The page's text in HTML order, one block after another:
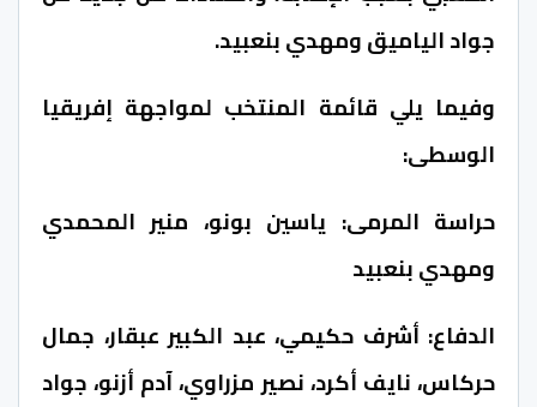
جواد الياميق ومهدي بنعبيد.
وفيما يلي قائمة المنتخب لمواجهة إفريقيا
الوسطى:
حراسة المرمى: ياسين بونو، منير المحمدي
ومهدي بنعبيد
الدفاع: أشرف حكيمي، عبد الكبير عبقار، جمال
حركاس، نايف أكرد، نصير مزراوي، آدم أزنو، جواد